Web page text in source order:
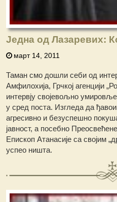
Једна од Лазаревих:
март 14, 2011
Таман смо дошли себи од
Амфилохија, Грчкој агенцији
интервју својевољно
у сред поста. Изгледа да
агресивно и безуспешно
јавност, а посебно
Епископ Атанасије са својим
успео ништа.